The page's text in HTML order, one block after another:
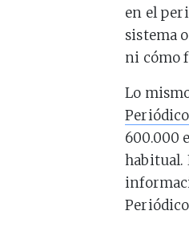
en el
sistema
ni cómo
Lo
600.000
habitual.